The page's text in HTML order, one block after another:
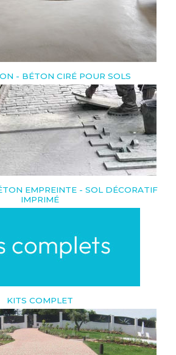
- BÉTON CIRÉ POUR SOLS
EMPREINTE - SOL DÉCORATIF
IMPRIMÉ
KITS COMPLET